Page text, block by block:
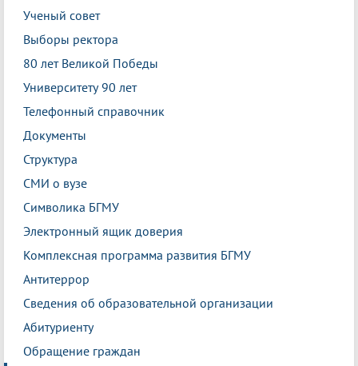
Ученый совет
Выборы ректора
80 лет Великой Победы
Университету 90 лет
Телефонный справочник
Документы
Структура
СМИ о вузе
Символика БГМУ
Электронный ящик доверия
Комплексная программа развития БГМУ
Антитеррор
Сведения об образовательной организации
Абитуриенту
Обращение граждан